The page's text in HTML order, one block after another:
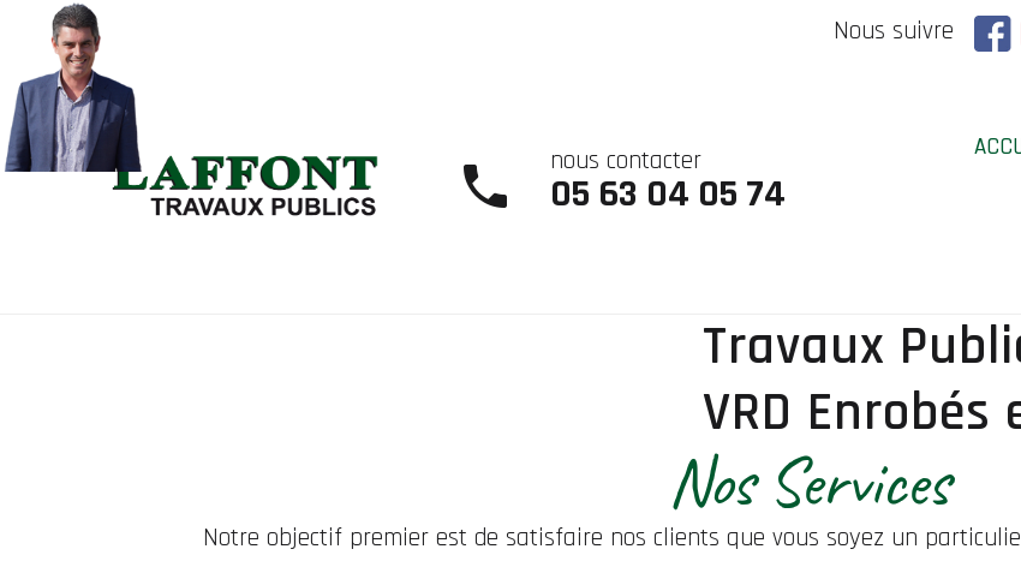
Nous suivre
nous contacter
05 63 04 05 74
Travaux
VRD
Nos Services
Notre objectif premier est de satisfaire nos clients que vous soyez un